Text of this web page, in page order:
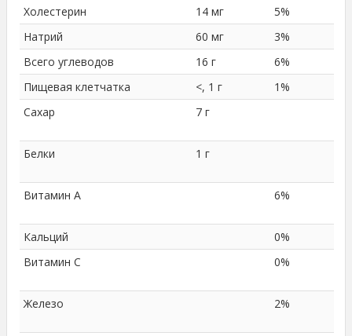
Холестерин 14 мг
5%
Натрий
60 мг
3%
Всего углеводов
16 г
6%
Пищевая клетчатка
<, 1 г
1%
Сахар
7 г
Белки 1 г
Витамин A 6%
Кальций
0%
Витамин C
0%
Железо 2%